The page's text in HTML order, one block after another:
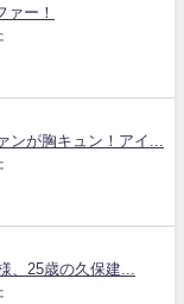
ァー！
ンが胸キュン！アイ...
、25歳の久保建...